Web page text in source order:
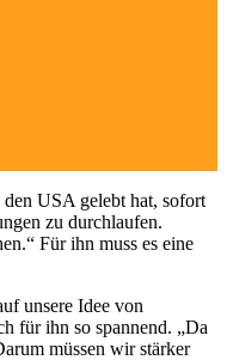
USA gelebt hat, sofort
zu durchlaufen.
Für ihn muss es eine
unsere Idee von
für ihn so spannend. „Da
müssen wir stärker